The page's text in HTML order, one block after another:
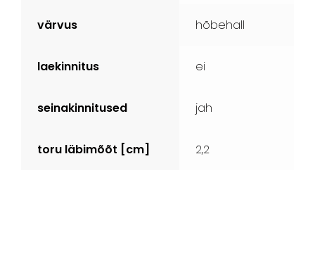
värvus hõbehall
laekinnitus ei
seinakinnitused jah
toru läbimõõt [cm] 2,2